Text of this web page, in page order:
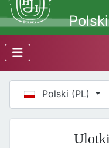
Wybierz swój język
Polski (PL)